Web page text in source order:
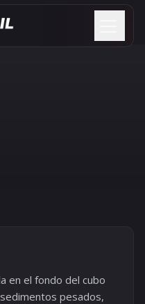
en el fondo del cubo
pesados,